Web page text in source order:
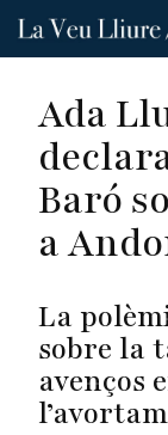
Vés
Ada
Baró
a
La
sobre la
avenços